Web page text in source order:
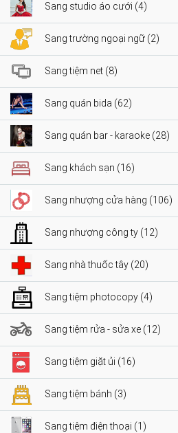
Sang studio áo cưới (4)
Sang trường ngoại ngữ (2)
Sang tiệm net (8)
Sang quán bida (62)
Sang quán bar - karaoke (28)
Sang khách sạn (16)
Sang nhượng cửa hàng (106)
Sang nhượng công ty (12)
Sang nhà thuốc tây (20)
Sang tiệm photocopy (4)
Sang tiệm rửa - sửa xe (12)
Sang tiệm giặt ủi (16)
Sang tiệm bánh (3)
Sang tiệm điện thoại (1)